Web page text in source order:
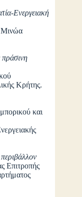
Ενεργειακή
Κρήτης.
και
Επιτροπής